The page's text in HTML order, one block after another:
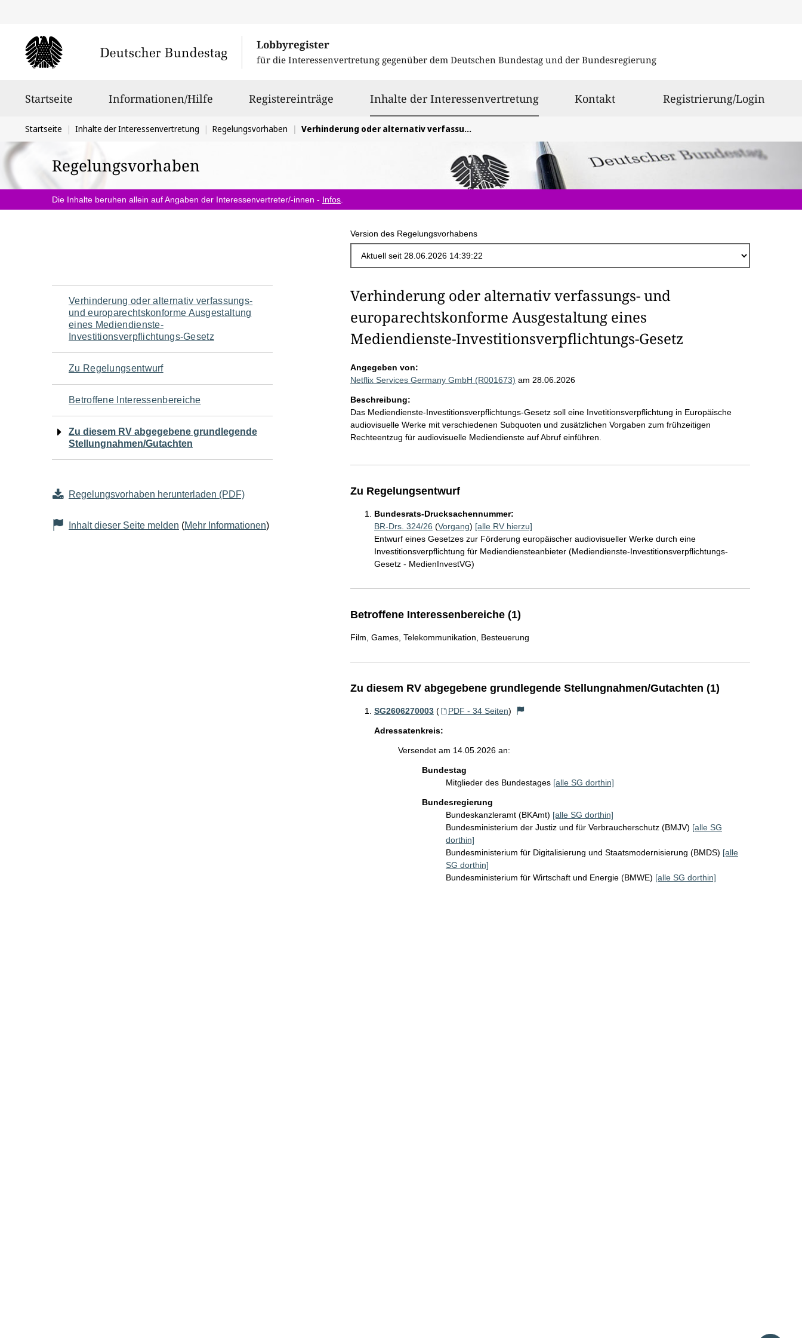
Lobbyregister
für die Interessenvertretung gegenüber dem Deutschen Bundestag und der Bundesregierung
Startseite Informationen/Hilfe Registereinträge Inhalte der Interessenvertretungausgewählt
Kontakt Registrierung/Login
Sie
befinden
sich
hier:
Startseite Inhalte der Interessenvertretung Regelungsvorhaben Verhinderung oder alternativ verfassungs- und europarechtskonforme Ausgestaltung eines Mediendienste-Investitionsverpflichtungs-Gesetz
Regelungsvorhaben
Die Inhalte beruhen allein auf Angaben der Interessenvertreter/-innen - Infos
Version des Regelungsvorhabens
Navigation
für
den
Seiteninhalt
Verhinderung oder alternativ verfassungs-
und europarechtskonforme Ausgestaltung
eines Mediendienste-
Investitionsverpflichtungs-Gesetz
Zu Regelungsentwurf
Betroffene Interessenbereiche
Zu diesem RV abgegebene grundlegende
Stellungnahmen/Gutachten
Regelungsvorhaben herunterladen (PDF)
Inhalt dieser Seite melden (Mehr Informationen)
Verhinderung oder alternativ verfassungs- und
europarechtskonforme Ausgestaltung eines
Mediendienste-Investitionsverpflichtungs-Gesetz
Angegeben von:
Netflix Services Germany GmbH (R001673) am 28.06.2026
Beschreibung:
Das Mediendienste-Investitionsverpflichtungs-Gesetz soll eine Invetitionsverpflichtung in Europäische
audiovisuelle Werke mit verschiedenen Subquoten und zusätzlichen Vorgaben zum frühzeitigen
Rechteentzug für audiovisuelle Mediendienste auf Abruf einführen.
Zu Regelungsentwurf
Bundesrats-Drucksachennummer:
BR-Drs. 324/26 (Vorgang) [alle RV hierzu]
Entwurf eines Gesetzes zur Förderung europäischer audiovisueller Werke durch eine
Investitionsverpflichtung für Mediendiensteanbieter (Mediendienste-Investitionsverpflichtungs-
Gesetz - MedienInvestVG)
Betroffene Interessenbereiche (1)
Film, Games, Telekommunikation, Besteuerung
Zu diesem RV abgegebene grundlegende Stellungnahmen/Gutachten (1)
SG2606270003 ( PDF - 34 Seiten)
Adressatenkreis:
Versendet am 14.05.2026 an:
Bundestag
Mitglieder des Bundestages [alle SG dorthin]
Bundesregierung
Bundeskanzleramt (BKAmt) [alle SG dorthin]
Bundesministerium der Justiz und für Verbraucherschutz (BMJV) [alle SG
dorthin]
Bundesministerium für Digitalisierung und Staatsmodernisierung (BMDS) [alle
SG dorthin]
Bundesministerium für Wirtschaft und Energie (BMWE) [alle SG dorthin]